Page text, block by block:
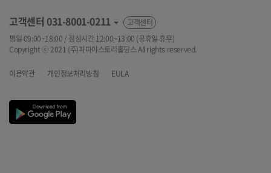
고객센터 031-8001-0211
고객센터
평일 09:00~18:00 / 점심시간 12:00~13:00 (공휴일 휴무)
Copyright ⓒ 2021 (주)파파야스토리홀딩스 All rights reserved.
이용약관 개인정보처리방침 EULA